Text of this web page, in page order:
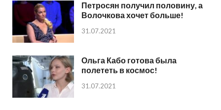
Петросян получил половину, а
Волочкова хочет больше!
31.07.2021
Ольга Кабо готова была
полететь в космос!
31.07.2021